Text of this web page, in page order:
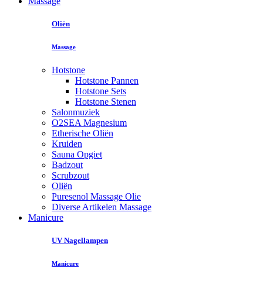
Oliën
Massage
Hotstone
Hotstone Pannen
Hotstone Sets
Hotstone Stenen
Salonmuziek
O2SEA Magnesium
Etherische Oliën
Kruiden
Sauna Opgiet
Badzout
Scrubzout
Oliën
Puresenol Massage Olie
Diverse Artikelen Massage
Manicure
UV Nagellampen
Manicure